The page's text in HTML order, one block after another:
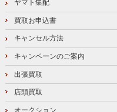
ヤマト集配
買取お申込書
キャンセル方法
キャンペーンのご案内
出張買取
店頭買取
オークション